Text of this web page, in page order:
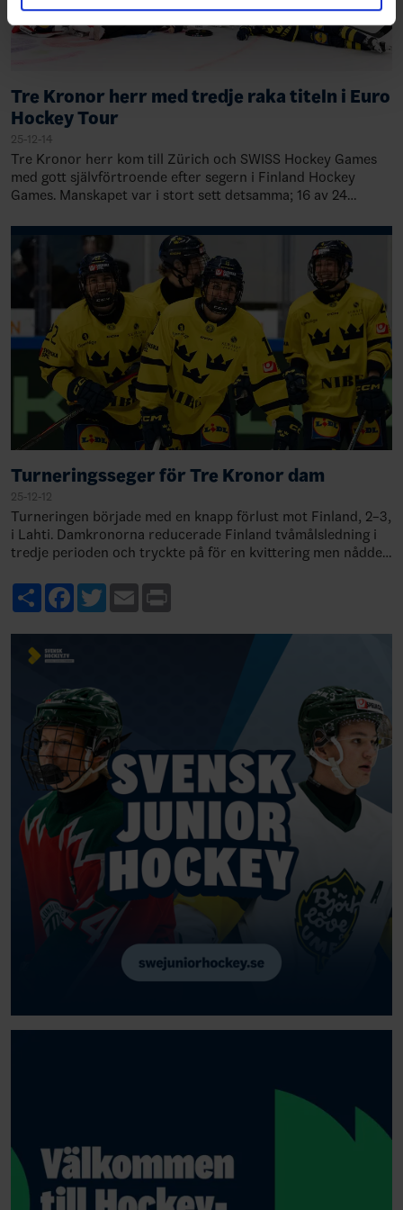
Tre Kronor herr med tredje raka titeln i Euro
Hockey Tour
25-12-14
Tre Kronor herr kom till Zürich och SWISS Hockey Games
med gott självförtroende efter segern i Finland Hockey
Games. Manskapet var i stort sett detsamma; 16 av 24
Turneringsseger för Tre Kronor dam
25-12-12
Turneringen började med en knapp förlust mot Finland, 2–3,
i Lahti. Damkronorna reducerade Finland tvåmålsledning i
tredje perioden och tryckte på för en kvittering men nådde
ShareFacebook
TwitterEmail